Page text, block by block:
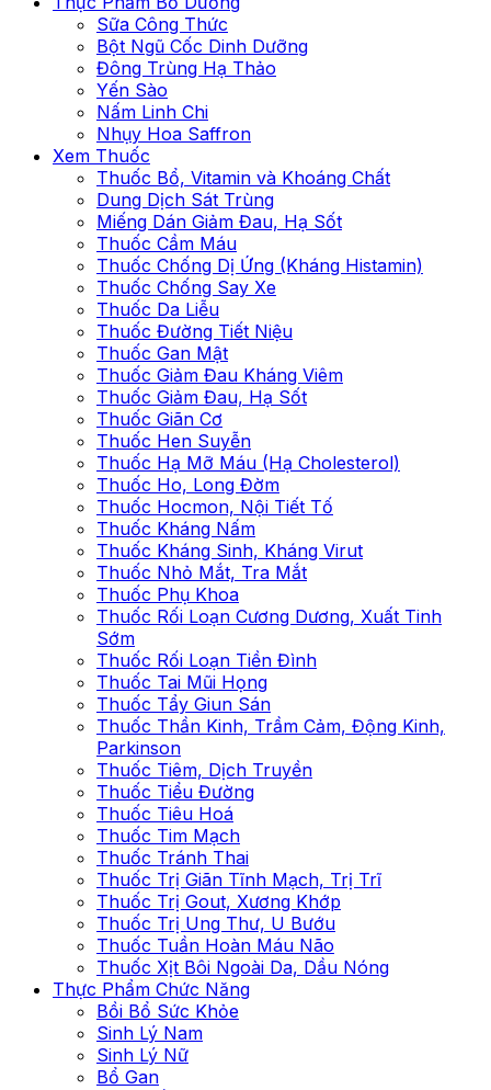
Sữa Công Thức
Bột Ngũ Cốc Dinh Dưỡng
Đông Trùng Hạ Thảo
Yến Sào
Nấm Linh Chi
Nhụy Hoa Saffron
Xem Thuốc
Thuốc Bổ, Vitamin và Khoáng Chất
Dung Dịch Sát Trùng
Miếng Dán Giảm Đau, Hạ Sốt
Thuốc Cầm Máu
Thuốc Chống Dị Ứng (Kháng Histamin)
Thuốc Chống Say Xe
Thuốc Da Liễu
Thuốc Đường Tiết Niệu
Thuốc Gan Mật
Thuốc Giảm Đau Kháng Viêm
Thuốc Giảm Đau, Hạ Sốt
Thuốc Giãn Cơ
Thuốc Hen Suyễn
Thuốc Hạ Mỡ Máu (Hạ Cholesterol)
Thuốc Ho, Long Đờm
Thuốc Hocmon, Nội Tiết Tố
Thuốc Kháng Nấm
Thuốc Kháng Sinh, Kháng Virut
Thuốc Nhỏ Mắt, Tra Mắt
Thuốc Phụ Khoa
Thuốc Rối Loạn Cương Dương, Xuất Tinh
Sớm
Thuốc Rối Loạn Tiền Đình
Thuốc Tai Mũi Họng
Thuốc Tẩy Giun Sán
Thuốc Thần Kinh, Trầm Cảm, Động Kinh,
Parkinson
Thuốc Tiêm, Dịch Truyền
Thuốc Tiểu Đường
Thuốc Tiêu Hoá
Thuốc Tim Mạch
Thuốc Tránh Thai
Thuốc Trị Giãn Tĩnh Mạch, Trị Trĩ
Thuốc Trị Gout, Xương Khớp
Thuốc Trị Ung Thư, U Bướu
Thuốc Tuần Hoàn Máu Não
Thuốc Xịt Bôi Ngoài Da, Dầu Nóng
Thực Phẩm Chức Năng
Bồi Bổ Sức Khỏe
Sinh Lý Nam
Sinh Lý Nữ
Bổ Gan